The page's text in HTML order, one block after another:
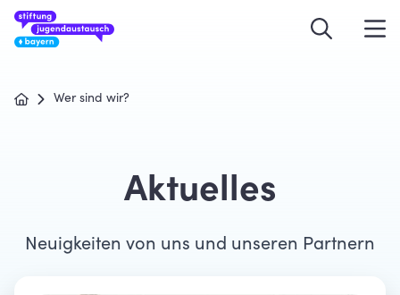
Wer sind wir?
Aktuelles
Neuigkeiten von uns und unseren Partnern